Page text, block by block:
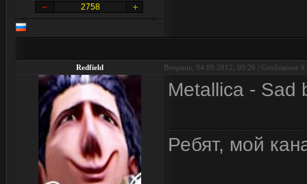
2758
Redfield Вторник, 04.09.2012, 09:26 | Сообщение #
Metallica - Sad
Ребят, мой